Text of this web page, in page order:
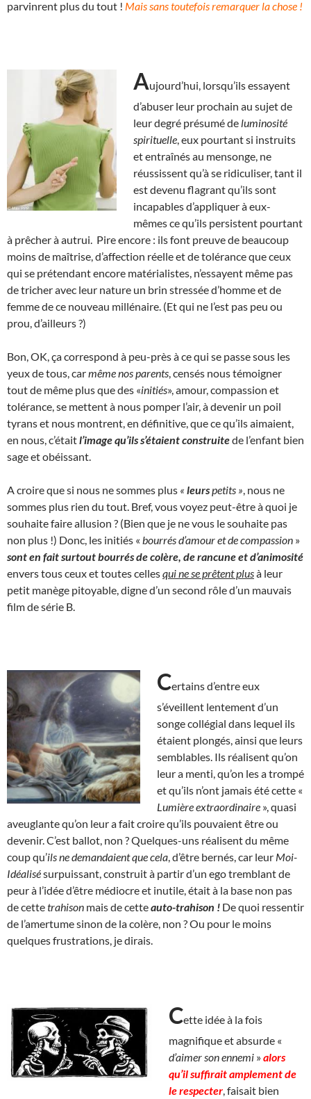
parvinrent plus du tout ! Mais sans toutefois remarquer la chose !
Aujourd’hui, lorsqu’ils essayent
d’abuser leur prochain au sujet de
leur degré présumé de luminosité
spirituelle , eux pourtant si instruits
et entraînés au mensonge, ne
réussissent qu’à se ridiculiser, tant il
est devenu flagrant qu’ils sont
incapables d’appliquer à eux-
mêmes ce qu’ils persistent pourtant
à prêcher à autrui. Pire encore : ils font preuve de beaucoup
moins de maîtrise, d’affection réelle et de tolérance que ceux
qui se prétendant encore matérialistes, n’essayent même pas
de tricher avec leur nature un brin stressée d’homme et de
femme de ce nouveau millénaire. (Et qui ne l’est pas peu ou
prou, d’ailleurs ?)
Bon, OK, ça correspond à peu-près à ce qui se passe sous les
yeux de tous, carmême nos parents , censés nous témoigner
tout de même plus que des «initiés», amour, compassion et
tolérance, se mettent à nous pomper l’air, à devenir un poil
tyrans et nous montrent, en définitive, que ce qu’ils aimaient,
en nous, c’étaitl’image qu’ils s’étaient construitede l’enfant bien
sage et obéissant.
A croire que si nous ne sommes plus « leurspetits » , nous ne
sommes plus rien du tout. Bref, vous voyez peut-être à quoi je
souhaite faire allusion ? (Bien que je ne vous le souhaite pas
non plus !) Donc, les initiés « bourrés d’amour et de compassion »
sont en fait surtout bourrés de colère, de rancune et d’animosité
envers tous ceux et toutes cellesqui ne se prêtent plusà leur
petit manège pitoyable, digne d’un second rôle d’un mauvais
film de série B.
Certains d’entre eux
s’éveillent lentement d’un
songe collégial dans lequel ils
étaient plongés, ainsi que leurs
semblables. Ils réalisent qu’on
leur a menti, qu’on les a trompé
et qu’ils n’ont jamais été cette «
Lumièreextraordinaire », quasi
aveuglante qu’on leur a fait croire qu’ils pouvaient être ou
devenir. C’est ballot, non ? Quelques-uns réalisent du même
coup qu’ils ne demandaient que cela , d’être bernés, car leur Moi-
Idéalisésurpuissant, construit à partir d’un ego tremblant de
peur à l’idée d’être médiocre et inutile, était à la base non pas
de cettetrahison mais de cetteauto-trahison ! De quoi ressentir
de l’amertume sinon de la colère, non ? Ou pour le moins
quelques frustrations, je dirais.
Cette idée à la fois
magnifique et absurde «
d’aimer son ennemi »alors
qu’il suffirait amplement de
le respecter , faisait bien